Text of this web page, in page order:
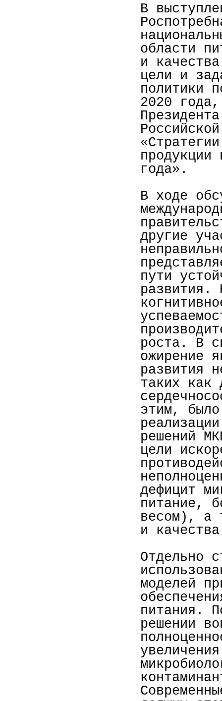
В
области
и
цели и
политики
2020
продукции
года».
В ходе
другие
пути
развития.
роста. В
ожирение
развития
таких как
этим,
решений
цели
дефицит
питание,
весом), а
и
Отдельно
моделей
питания.
решении